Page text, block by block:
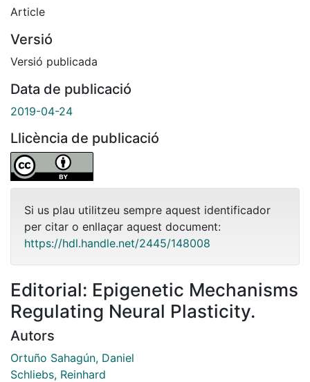
Article
Versió
Versió publicada
Data de publicació
2019-04-24
Llicència de publicació
Si us plau utilitzeu sempre aquest identificador
per citar o enllaçar aquest document:
https://hdl.handle.net/2445/148008
Editorial: Epigenetic Mechanisms
Regulating Neural Plasticity.
Autors
Ortuño Sahagún, Daniel
Schliebs, Reinhard